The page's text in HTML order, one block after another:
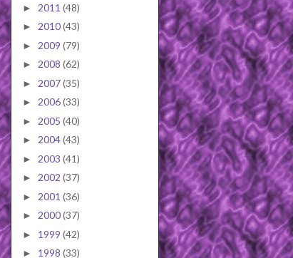
► 2011 (48)
► 2010(43)
► 2009 (79)
► 2008 (62)
► 2007(35)
► 2006(33)
► 2005 (40)
► 2004(43)
► 2003 (41)
► 2002 (37)
► 2001 (36)
► 2000(37)
► 1999 (42)
► 1998 (33)